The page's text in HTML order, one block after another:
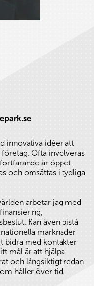
innovativa idéer att
Ofta involveras
är öppet
och omsättas i tydliga
arbetar jag med
Kan även bistå
marknader
bidra med kontakter
mål är att hjälpa
och långsiktigt redan
håller över tid.